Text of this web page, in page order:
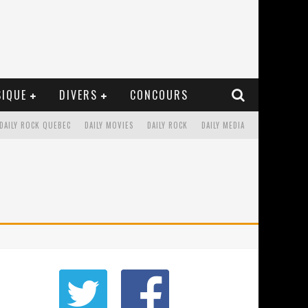
DIVERS CONCOURS
DAILY MEDIA
DAILY ROCK
DAILY MOVIES
DAILY ROCK QUEBEC